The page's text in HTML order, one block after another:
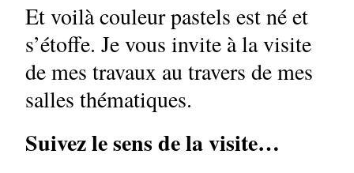
Et voilà couleur pastels est né et
s’étoffe. Je vous invite à la visite
de mes travaux au travers de mes
salles thématiques.
Suivez le sens de la visite…